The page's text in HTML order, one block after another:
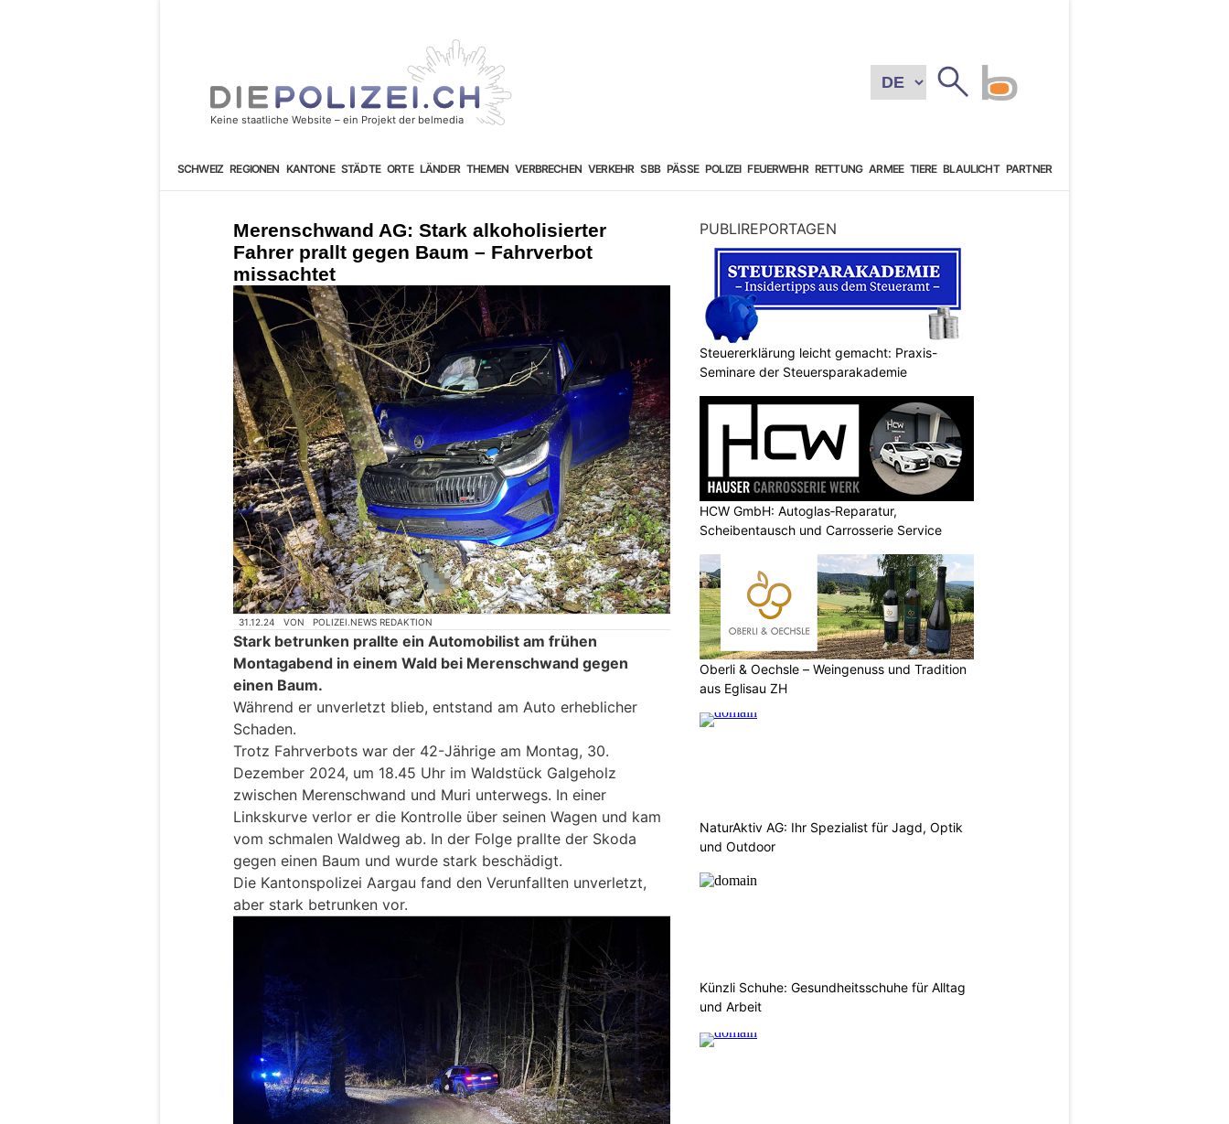
SCHWEIZ REGIONEN KANTONE STÄDTE ORTE LÄNDER THEMEN VERBRECHEN VERKEHR SBB PÄSSE POLIZEI FEUERWEHR RETTUNG ARMEE TIERE BLAULICHT PARTNER
Merenschwand AG: Stark alkoholisierter
Fahrer prallt gegen Baum – Fahrverbot
missachtet
31.12.24 VON POLIZEI.NEWS REDAKTION
Stark betrunken prallte ein Automobilist am frühen
Montagabend in einem Wald bei Merenschwand gegen
einen Baum.
Während er unverletzt blieb, entstand am Auto erheblicher
Schaden.
Trotz Fahrverbots war der 42-Jährige am Montag, 30.
Dezember 2024, um 18.45 Uhr im Waldstück Galgeholz
zwischen Merenschwand und Muri unterwegs. In einer
Linkskurve verlor er die Kontrolle über seinen Wagen und kam
vom schmalen Waldweg ab. In der Folge prallte der Skoda
gegen einen Baum und wurde stark beschädigt.
Die Kantonspolizei Aargau fand den Verunfallten unverletzt,
aber stark betrunken vor.
PUBLIREPORTAGEN
Steuererklärung leicht gemacht: Praxis-
Seminare der Steuersparakademie
HCW GmbH: Autoglas‑Reparatur,
Scheibentausch und Carrosserie Service
Oberli & Oechsle – Weingenuss und Tradition
aus Eglisau ZH
NaturAktiv AG: Ihr Spezialist für Jagd, Optik
und Outdoor
Künzli Schuhe: Gesundheitsschuhe für Alltag
und Arbeit